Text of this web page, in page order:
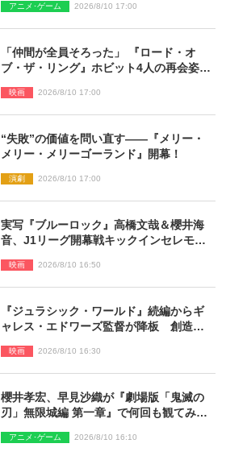
アニメ･ゲーム 2026/8/10 17:00
「仲間が全員そろった」 『ロード・オ
ブ・ザ・リング』ホビット4人の再会姿に
映画 2026/8/10 17:00
“失敗”の価値を問い直す――『メリー・
メリー・メリーゴーランド』開幕！
演劇 2026/8/10 17:00
実写『ブルーロック』高橋文哉＆櫻井海
音、J1リーグ開幕戦キックインセレモニ
映画 2026/8/10 16:50
『ジュラシック・ワールド』続編からギ
ャレス・エドワーズ監督が降板 創造性
映画 2026/8/10 16:30
櫻井孝宏、早見沙織が『劇場版「鬼滅の
刃」無限城編 第一章』で何回も観てみた
アニメ･ゲーム 2026/8/10 16:10